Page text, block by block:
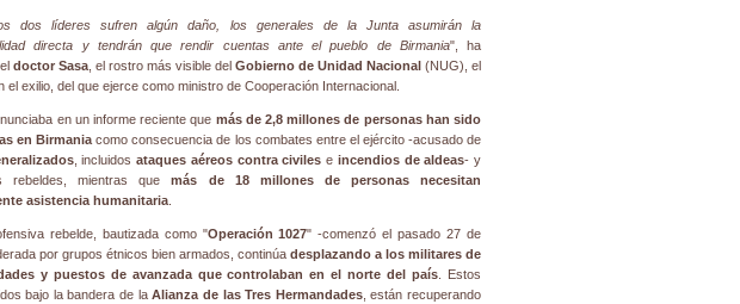
dos líderes sufren algún daño, los generales de la Junta asumirán la
directa y tendrán que rendir cuentas ante el pueblo de Birmania", ha
doctor Sasa , el rostro más visible del Gobierno de Unidad Nacional (NUG), el
el exilio, del que ejerce como ministro de Cooperación Internacional.
en un informe reciente que más de 2,8 millones de personas han sido
en Birmania como consecuencia de los combates entre el ejército -acusado de
, incluidosataques aéreos contra civiles e incendios de aldeas- y
rebeldes, mientras quemás de 18 millones de personas necesitan
asistencia humanitaria
rebelde, bautizada como "Operación 1027" -comenzó el pasado 27 de
por grupos étnicos bien armados, continúa desplazando a los militares de
y puestos de avanzada que controlaban en el norte del país . Estos
bajo la bandera de laAlianza de las Tres Hermandades, están recuperando